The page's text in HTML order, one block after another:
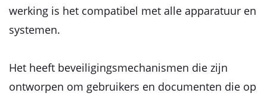
werking is het compatibel met alle apparatuur en
systemen.
Het heeft beveiligingsmechanismen die zijn
ontworpen om gebruikers en documenten die op